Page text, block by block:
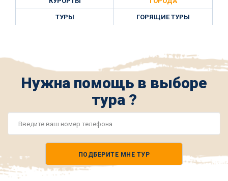
ТУРЫ ГОРЯЩИЕ ТУРЫ
Нужна помощь в выборе
тура ?
ПОДБЕРИТЕ МНЕ ТУР